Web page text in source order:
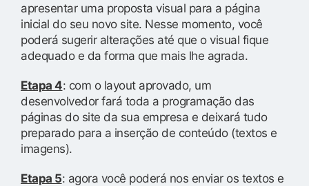
apresentar uma proposta visual para a página
inicial do seu novo site. Nesse momento, você
poderá sugerir alterações até que o visual fique
adequado e da forma que mais lhe agrada.
Etapa 4: com o layout aprovado, um
desenvolvedor fará toda a programação das
páginas do site da sua empresa e deixará tudo
preparado para a inserção de conteúdo (textos e
imagens).
Etapa 5: agora você poderá nos enviar os textos e